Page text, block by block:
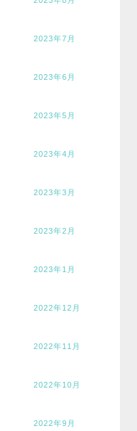
2023年7月
2023年6月
2023年5月
2023年4月
2023年3月
2023年2月
2023年1月
2022年12月
2022年11月
2022年10月
2022年9月